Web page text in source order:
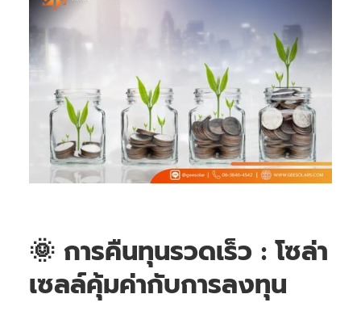
🌞 การคืนทุนรวดเร็ว : โซล่า
เซลล์คุ้มค่ากับการลงทุน